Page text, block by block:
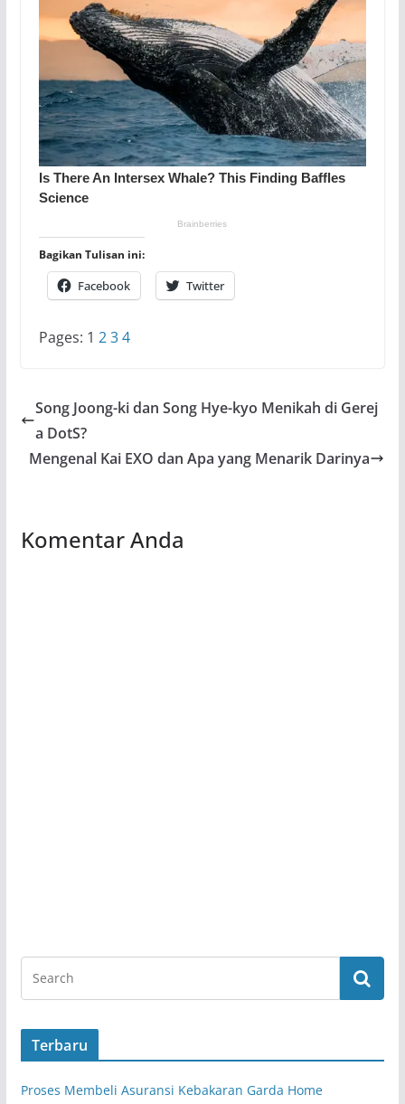
Bagikan Tulisan ini:
Facebook Twitter
Pages: 1 234
Song Joong-ki dan Song Hye-kyo Menikah di Gerej
a DotS?
Mengenal Kai EXO dan Apa yang Menarik Darinya
Komentar Anda
Terbaru
Proses Membeli Asuransi Kebakaran Garda Home